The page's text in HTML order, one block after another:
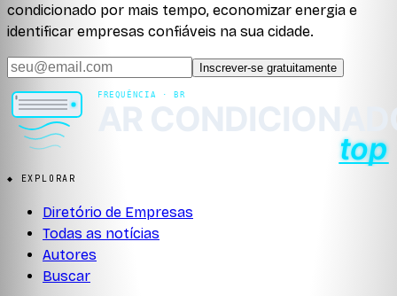
condicionado por mais tempo, economizar energia e
identificar empresas confiáveis na sua cidade.
Inscrever-se gratuitamente
◆ EXPLORAR
Diretório de Empresas
Todas as notícias
Autores
Buscar